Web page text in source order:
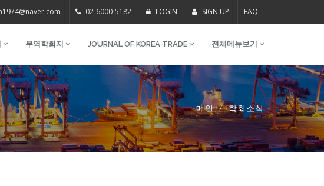
02-6000-5182 LOGIN SIGN UP FAQ
무역학회지 JOURNAL OF KOREA TRADE 전체메뉴보기
메인 학회소식